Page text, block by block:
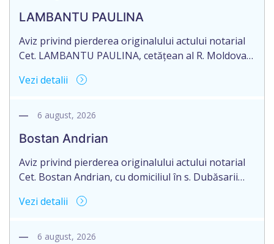
LAMBANTU PAULINA
Aviz privind pierderea originalului actului notarial
Cet. LAMBANTU PAULINA, cetățean al R. Moldova,
domiciliată în R. Moldova, r-nul Anenii Noi, satul
actului notarial: Certificatului de moștenitor
notarul din or. Sîngerei – G. Horoșaia (licența nr.
027).
Vezi detalii
6 august, 2026
Bostan Andrian
Aviz privind pierderea originalului actului notarial
Cet. Bostan Andrian, cu domiciliul în s. Dubăsarii
originalului actului notarial: Certificatului de
09.07.2010, eliberat de notarul public Petru
Vezi detalii
6 august, 2026